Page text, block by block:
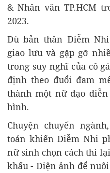
& Nhân văn TP.HCM
2023.
Dù bản thân Diễm
giao lưu và gặp gỡ
trong suy nghĩ của cô
định theo đuổi đam
thành một nữ đạo
hình.
Chuyện chuyển
toán khiến Diễm Nhi
nữ sinh chọn cách thi
khấu - Điện ảnh để